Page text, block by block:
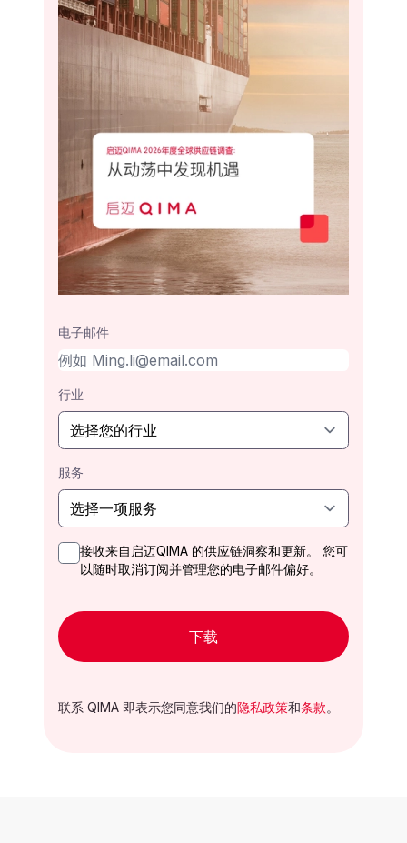
电子邮件
行业
服务
接收来自启迈QIMA 的供应链洞察和更新。 您可
以随时取消订阅并管理您的电子邮件偏好。
下载
联系 QIMA 即表示您同意我们的隐私政策和条款。